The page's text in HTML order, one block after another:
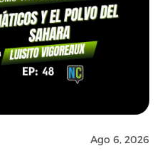
Ago 6, 2026